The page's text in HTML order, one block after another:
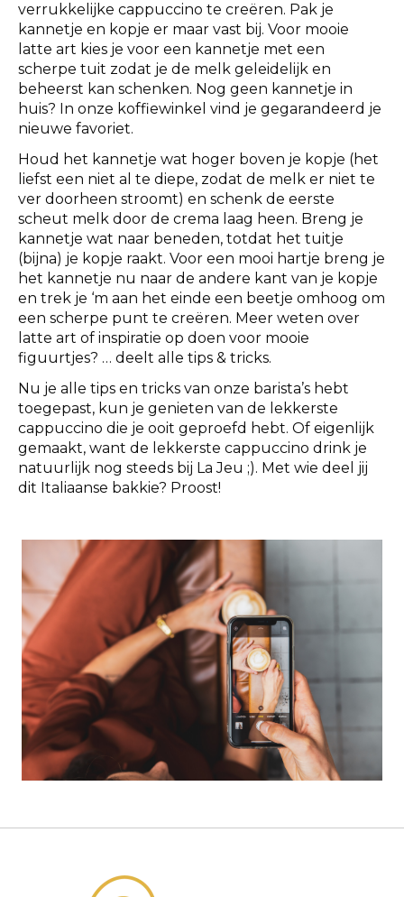
verrukkelijke cappuccino te creëren. Pak je
kannetje en kopje er maar vast bij. Voor mooie
latte art kies je voor een kannetje met een
scherpe tuit zodat je de melk geleidelijk en
beheerst kan schenken. Nog geen kannetje in
huis? In onze koffiewinkel vind je gegarandeerd je
nieuwe favoriet.
Houd het kannetje wat hoger boven je kopje (het
liefst een niet al te diepe, zodat de melk er niet te
ver doorheen stroomt) en schenk de eerste
scheut melk door de crema laag heen. Breng je
kannetje wat naar beneden, totdat het tuitje
(bijna) je kopje raakt. Voor een mooi hartje breng je
het kannetje nu naar de andere kant van je kopje
en trek je ‘m aan het einde een beetje omhoog om
een scherpe punt te creëren. Meer weten over
latte art of inspiratie op doen voor mooie
figuurtjes? … deelt alle tips & tricks.
Nu je alle tips en tricks van onze barista’s hebt
toegepast, kun je genieten van de lekkerste
cappuccino die je ooit geproefd hebt. Of eigenlijk
gemaakt, want de lekkerste cappuccino drink je
natuurlijk nog steeds bij La Jeu ;). Met wie deel jij
dit Italiaanse bakkie? Proost!